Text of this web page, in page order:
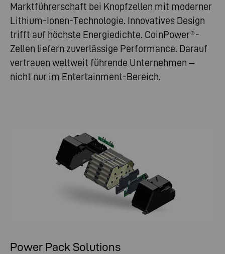
Marktführerschaft bei Knopfzellen mit moderner
Lithium-Ionen-Technologie. Innovatives Design
trifft auf höchste Energiedichte. CoinPower®-
Zellen liefern zuverlässige Performance. Darauf
vertrauen weltweit führende Unternehmen –
nicht nur im Entertainment-Bereich.
Power Pack Solutions